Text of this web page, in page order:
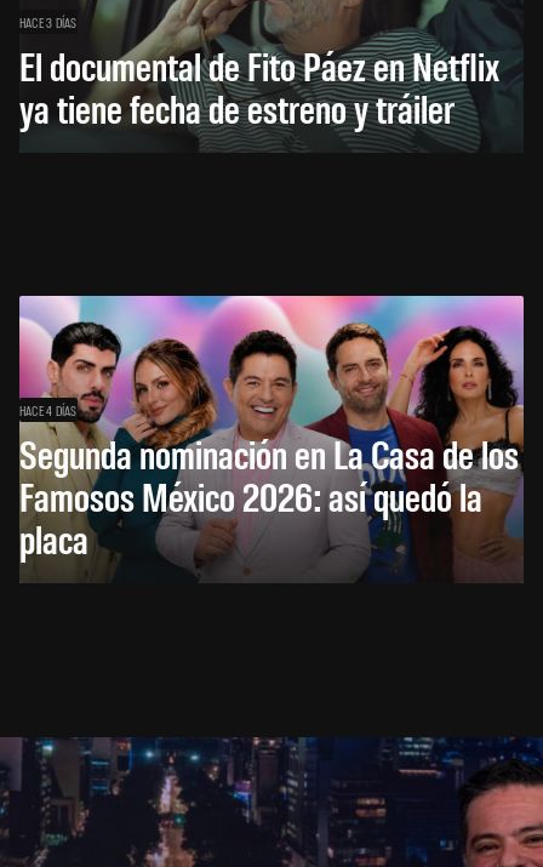
HACE 3 DÍAS
El documental de Fito Páez en Netflix
ya tiene fecha de estreno y tráiler
HACE 4 DÍAS
Segunda nominación en La Casa de los
Famosos México 2026: así quedó la
placa